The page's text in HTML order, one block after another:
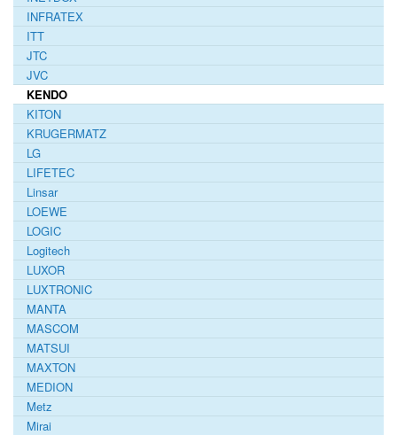
INFRATEX
ITT
JTC
JVC
KENDO
KITON
KRUGERMATZ
LG
LIFETEC
Linsar
LOEWE
LOGIC
Logitech
LUXOR
LUXTRONIC
MANTA
MASCOM
MATSUI
MAXTON
MEDION
Metz
Mirai